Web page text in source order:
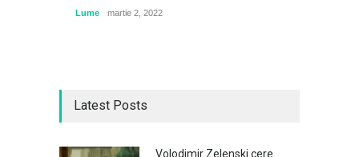
Lume martie 2, 2022
Latest Posts
Volodimir Zelenski cere